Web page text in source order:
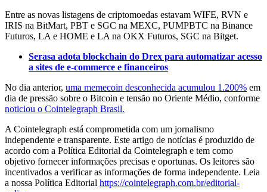
Entre as novas listagens de criptomoedas estavam WIFE, RVN e
IRIS na BitMart, PBT e SGC na MEXC, PUMPBTC na Binance
Futuros, LA e HOME e LA na OKX Futuros, SGC na Bitget.
Serasa adota blockchain do Drex para automatizar acesso
a sites de e-commerce e financeiros
No dia anterior, uma memecoin desconhecida acumulou 1.200% em
dia de pressão sobre o Bitcoin e tensão no Oriente Médio, conforme
noticiou o Cointelegraph Brasil.
A Cointelegraph está comprometida com um jornalismo
independente e transparente. Este artigo de notícias é produzido de
acordo com a Política Editorial da Cointelegraph e tem como
objetivo fornecer informações precisas e oportunas. Os leitores são
incentivados a verificar as informações de forma independente. Leia
a nossa Política Editorial https://cointelegraph.com.br/editorial-